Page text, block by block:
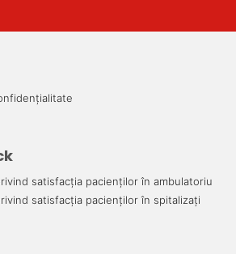
satisfacția pacienților în ambulatoriu
satisfacția pacienților în spitalizați